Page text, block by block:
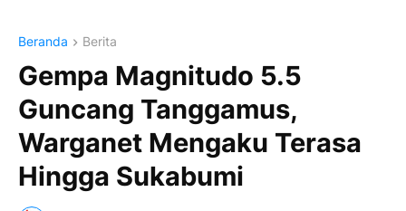
Beranda Berita
Gempa Magnitudo 5.5
Guncang Tanggamus,
Warganet Mengaku Terasa
Hingga Sukabumi